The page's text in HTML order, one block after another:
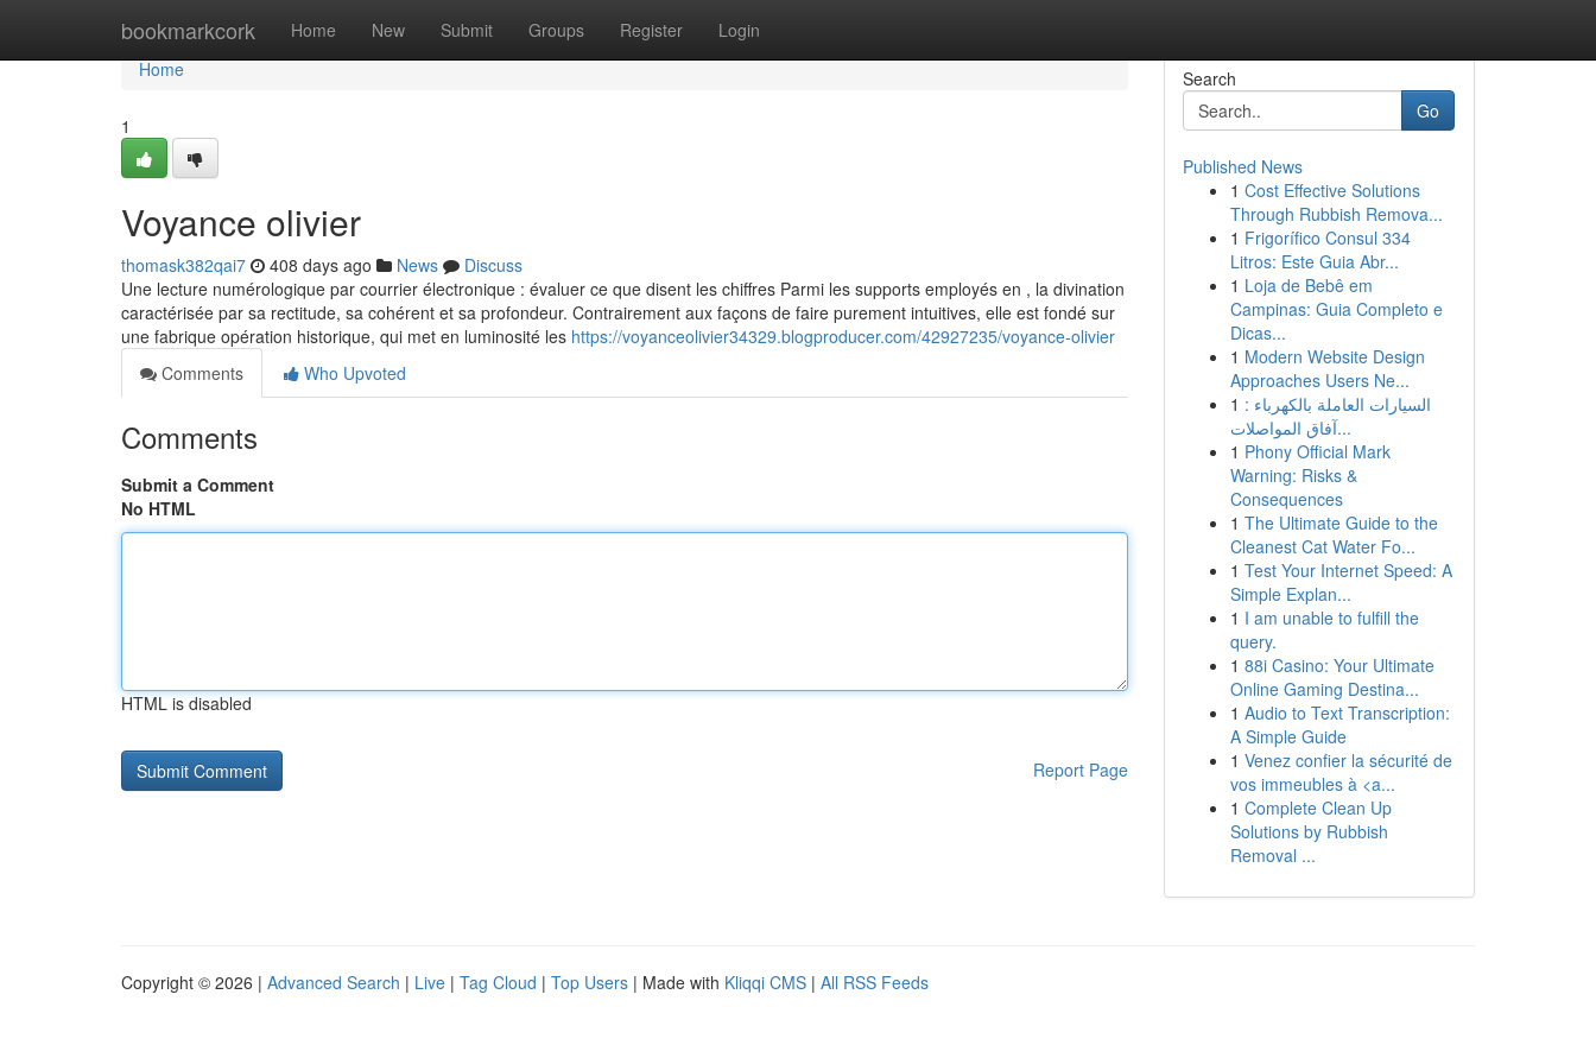
bookmarkcork Home New Submit Groups Register Login
Home
Home
1
Voyance olivier
thomask382qai7 408 days ago News
Discuss
Une lecture numérologique par courrier électronique : évaluer ce que disent les chiffres Parmi les supports employés en , la divination
caractérisée par sa rectitude, sa cohérent et sa profondeur. Contrairement aux façons de faire purement intuitives, elle est fondé sur
une fabrique opération historique, qui met en luminosité les https://voyanceolivier34329.blogproducer.com/42927235/voyance-olivier
Comments
Who Upvoted
Comments
Submit a Comment
No HTML
HTML is disabled
Report Page
Search
Go
Published News
1 Cost Effective Solutions
Through Rubbish Remova...
1 Frigorífico Consul 334
Litros: Este Guia Abr...
1 Loja de Bebê em
Campinas: Guia Completo e
Dicas...
1 Modern Website Design
Approaches Users Ne...
1 السيارات العاملة بالكهرباء :
آفاق المواصلات...
1 Phony Official Mark
Warning: Risks &
Consequences
1 The Ultimate Guide to the
Cleanest Cat Water Fo...
1 Test Your Internet Speed: A
Simple Explan...
1 I am unable to fulfill the
query.
1 88i Casino: Your Ultimate
Online Gaming Destina...
1 Audio to Text Transcription:
A Simple Guide
1 Venez confier la sécurité de
vos immeubles à <a...
1 Complete Clean Up
Solutions by Rubbish
Removal ...
Copyright © 2026 | Advanced Search | Live | Tag Cloud | Top Users | Made with Kliqqi CMS | All RSS Feeds